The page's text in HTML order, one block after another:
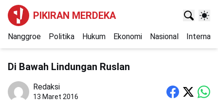
PIKIRAN MERDEKA
Nanggroe Politika Hukum Ekonomi Nasional
Di Bawah Lindungan Ruslan
Redaksi
13 Maret 2016